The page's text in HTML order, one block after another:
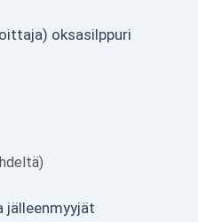
oksasilppuri
jälleenmyyjät